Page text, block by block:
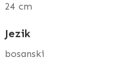
24 cm
Jezik
bosanski